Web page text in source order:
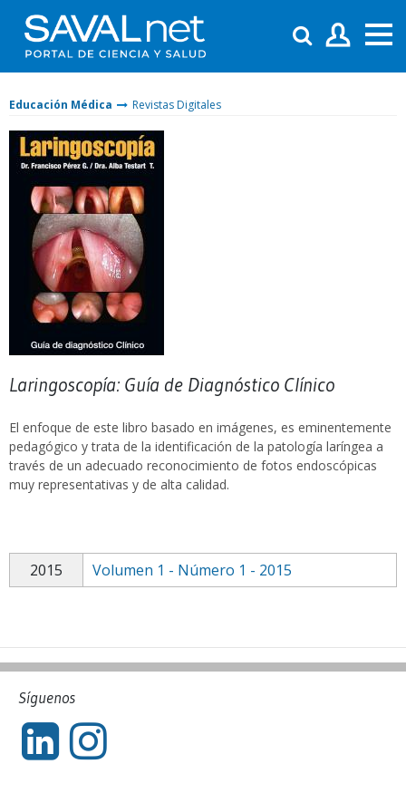
Educación Médica Revistas Digitales
Laringoscopía: Guía de Diagnóstico Clínico
El enfoque de este libro basado en imágenes, es eminentemente
pedagógico y trata de la identificación de la patología laríngea a
través de un adecuado reconocimiento de fotos endoscópicas
muy representativas y de alta calidad.
2015 Volumen 1 - Número 1 - 2015
Síguenos